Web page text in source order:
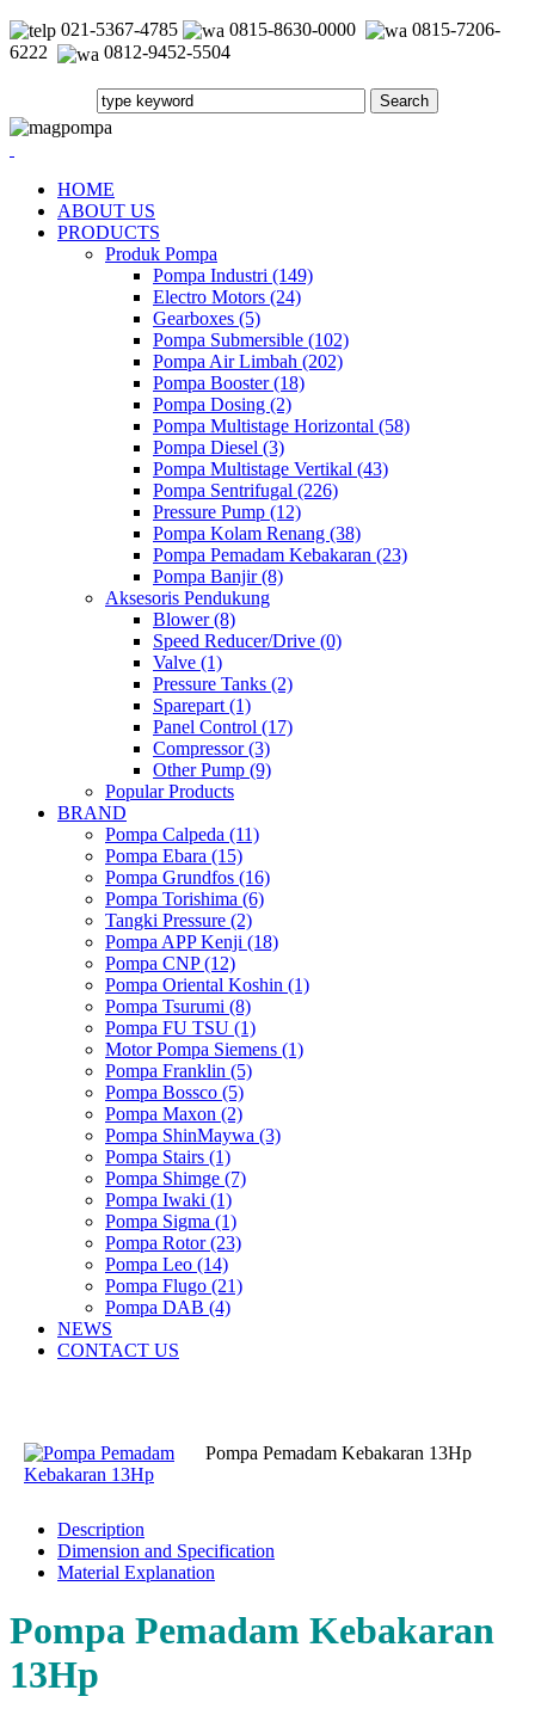
021-5367-4785 0815-8630-0000
0815-7206-
6222
0812-9452-5504
HOME
ABOUT US
PRODUCTS
Produk Pompa
Pompa Industri (149)
Electro Motors (24)
Gearboxes (5)
Pompa Submersible (102)
Pompa Air Limbah (202)
Pompa Booster (18)
Pompa Dosing (2)
Pompa Multistage Horizontal (58)
Pompa Diesel (3)
Pompa Multistage Vertikal (43)
Pompa Sentrifugal (226)
Pressure Pump (12)
Pompa Kolam Renang (38)
Pompa Pemadam Kebakaran (23)
Pompa Banjir (8)
Aksesoris Pendukung
Blower (8)
Speed Reducer/Drive (0)
Valve (1)
Pressure Tanks (2)
Sparepart (1)
Panel Control (17)
Compressor (3)
Other Pump (9)
Popular Products
BRAND
Pompa Calpeda (11)
Pompa Ebara (15)
Pompa Grundfos (16)
Pompa Torishima (6)
Tangki Pressure (2)
Pompa APP Kenji (18)
Pompa CNP (12)
Pompa Oriental Koshin (1)
Pompa Tsurumi (8)
Pompa FU TSU (1)
Motor Pompa Siemens (1)
Pompa Franklin (5)
Pompa Bossco (5)
Pompa Maxon (2)
Pompa ShinMaywa (3)
Pompa Stairs (1)
Pompa Shimge (7)
Pompa Iwaki (1)
Pompa Sigma (1)
Pompa Rotor (23)
Pompa Leo (14)
Pompa Flugo (21)
Pompa DAB (4)
NEWS
CONTACT US
Pompa Pemadam Kebakaran 13Hp
Description
Dimension and Specification
Material Explanation
Pompa Pemadam Kebakaran
13Hp